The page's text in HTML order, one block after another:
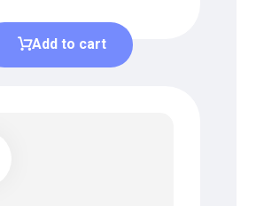
Add to cart